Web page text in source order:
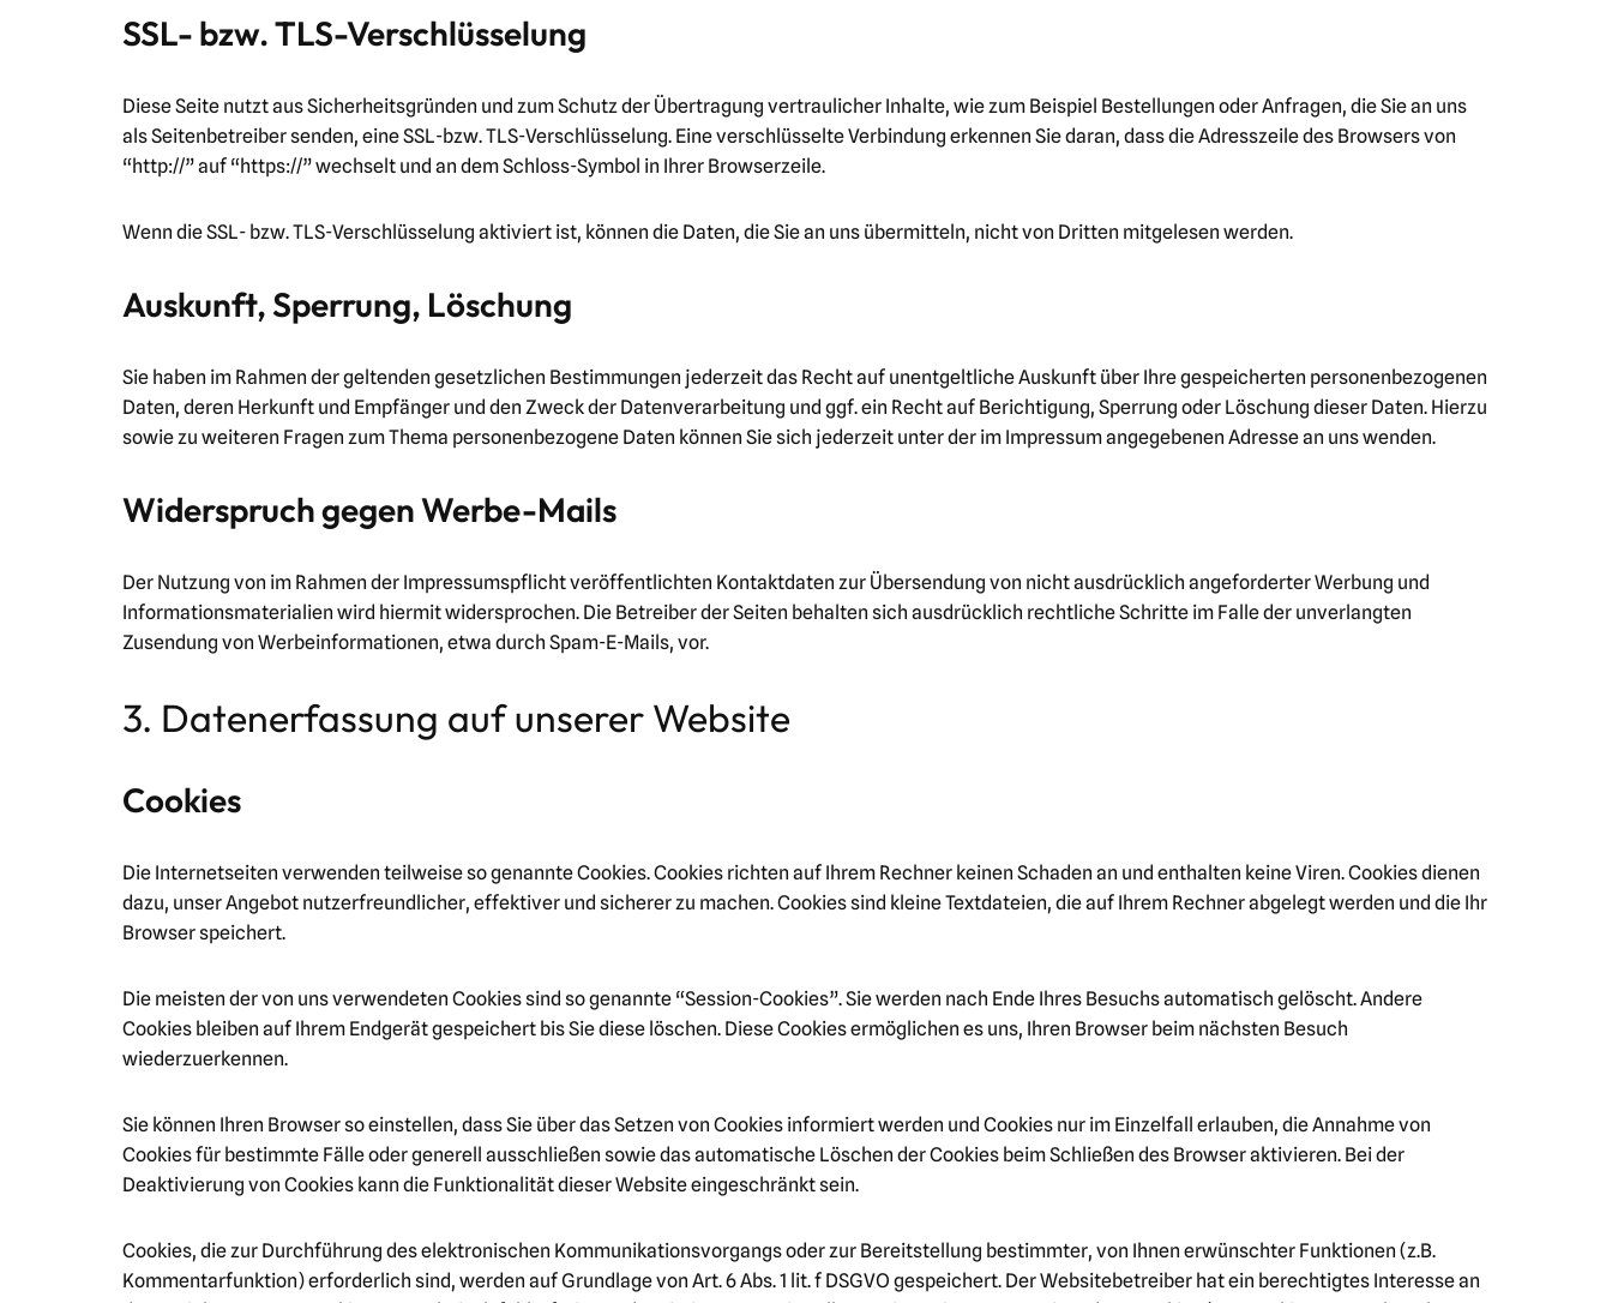
SSL- bzw. TLS-Verschlüsselung
Diese Seite nutzt aus Sicherheitsgründen und zum Schutz der Übertragung vertraulicher Inhalte, wie zum Beispiel Bestellungen oder Anfragen, die Sie an uns
als Seitenbetreiber senden, eine SSL-bzw. TLS-Verschlüsselung. Eine verschlüsselte Verbindung erkennen Sie daran, dass die Adresszeile des Browsers von
“http://” auf “https://” wechselt und an dem Schloss-Symbol in Ihrer Browserzeile.
Wenn die SSL- bzw. TLS-Verschlüsselung aktiviert ist, können die Daten, die Sie an uns übermitteln, nicht von Dritten mitgelesen werden.
Auskunft, Sperrung, Löschung
Sie haben im Rahmen der geltenden gesetzlichen Bestimmungen jederzeit das Recht auf unentgeltliche Auskunft über Ihre gespeicherten personenbezogenen
Daten, deren Herkunft und Empfänger und den Zweck der Datenverarbeitung und ggf. ein Recht auf Berichtigung, Sperrung oder Löschung dieser Daten. Hierzu
sowie zu weiteren Fragen zum Thema personenbezogene Daten können Sie sich jederzeit unter der im Impressum angegebenen Adresse an uns wenden.
Widerspruch gegen Werbe-Mails
Der Nutzung von im Rahmen der Impressumspflicht veröffentlichten Kontaktdaten zur Übersendung von nicht ausdrücklich angeforderter Werbung und
Informationsmaterialien wird hiermit widersprochen. Die Betreiber der Seiten behalten sich ausdrücklich rechtliche Schritte im Falle der unverlangten
Zusendung von Werbeinformationen, etwa durch Spam-E-Mails, vor.
3. Datenerfassung auf unserer Website
Cookies
Die Internetseiten verwenden teilweise so genannte Cookies. Cookies richten auf Ihrem Rechner keinen Schaden an und enthalten keine Viren. Cookies dienen
dazu, unser Angebot nutzerfreundlicher, effektiver und sicherer zu machen. Cookies sind kleine Textdateien, die auf Ihrem Rechner abgelegt werden und die Ihr
Browser speichert.
Die meisten der von uns verwendeten Cookies sind so genannte “Session-Cookies”. Sie werden nach Ende Ihres Besuchs automatisch gelöscht. Andere
Cookies bleiben auf Ihrem Endgerät gespeichert bis Sie diese löschen. Diese Cookies ermöglichen es uns, Ihren Browser beim nächsten Besuch
wiederzuerkennen.
Sie können Ihren Browser so einstellen, dass Sie über das Setzen von Cookies informiert werden und Cookies nur im Einzelfall erlauben, die Annahme von
Cookies für bestimmte Fälle oder generell ausschließen sowie das automatische Löschen der Cookies beim Schließen des Browser aktivieren. Bei der
Deaktivierung von Cookies kann die Funktionalität dieser Website eingeschränkt sein.
Cookies, die zur Durchführung des elektronischen Kommunikationsvorgangs oder zur Bereitstellung bestimmter, von Ihnen erwünschter Funktionen (z.B.
Kommentarfunktion) erforderlich sind, werden auf Grundlage von Art. 6 Abs. 1 lit. f DSGVO gespeichert. Der Websitebetreiber hat ein berechtigtes Interesse an